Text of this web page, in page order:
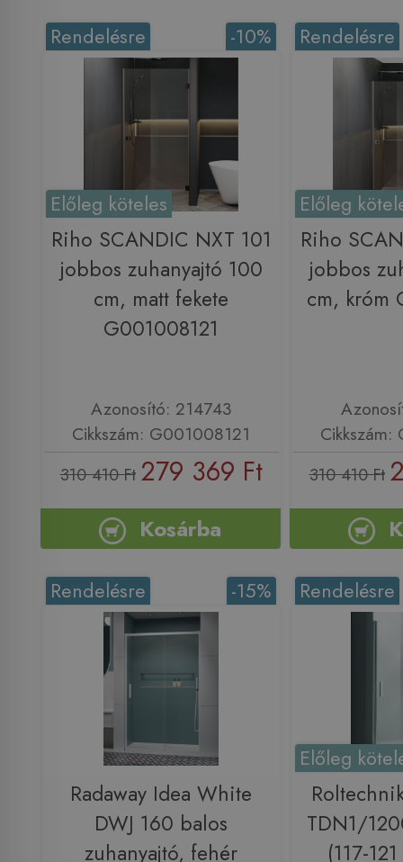
-10%
Rendelésre
Előleg köteles
Riho SCANDIC NXT 101
jobbos zuhanyajtó 100
cm, matt fekete
G001008121
Azonosító: 214743
Cikkszám: G001008121
310 410 Ft 279 369 Ft
Kosárba
Rendelésre
Előleg
Riho
jobbos
cm, króm
310 410 Ft
-15%
Rendelésre
Radaway Idea White
DWJ 160 balos
zuhanyajtó, fehér
Rendelésre
Előleg
TDN1/
(117-